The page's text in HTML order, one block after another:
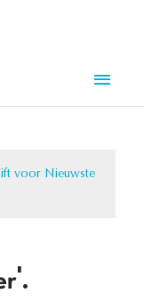
voor Nieuwste